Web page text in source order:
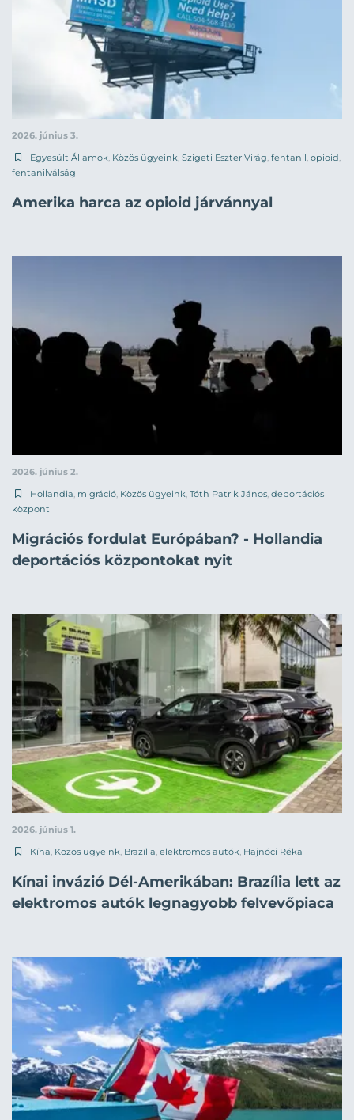
2026. június 3.
Egyesült Államok, Közös ügyeink, Szigeti Eszter Virág, fentanil, opioid,
fentanilválság
Amerika harca az opioid járvánnyal
2026. június 2.
Hollandia, migráció, Közös ügyeink, Tóth Patrik János, deportációs
központ
Migrációs fordulat Európában? - Hollandia
deportációs központokat nyit
2026. június 1.
Kína, Közös ügyeink, Brazília, elektromos autók, Hajnóci Réka
Kínai invázió Dél-Amerikában: Brazília lett az
elektromos autók legnagyobb felvevőpiaca